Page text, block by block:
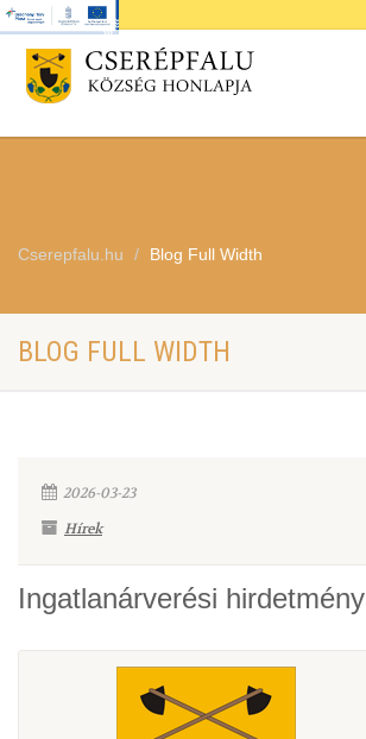
Cserepfalu.hu Blog Full Width
BLOG FULL WIDTH
2026-03-23
Hírek
Ingatlanárverési hirdetmény